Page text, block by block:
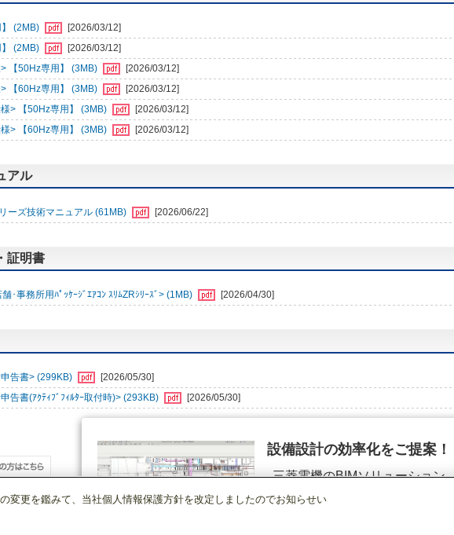
(2MB)
[2026/03/12]
(2MB)
[2026/03/12]
【50Hz専用】 (3MB)
[2026/03/12]
【60Hz専用】 (3MB)
[2026/03/12]
> 【50Hz専用】 (3MB)
[2026/03/12]
> 【60Hz専用】 (3MB)
[2026/03/12]
アル
ーズ技術マニュアル (61MB) [2026/06/22]
証明書
･事務所用ﾊﾟｯｹｰｼﾞｴｱｺﾝ ｽﾘﾑZRｼﾘｰｽﾞ> (1MB) [2026/04/30]
告書> (299KB)
[2026/05/30]
告書(ｱｸﾃｨﾌﾞﾌｨﾙﾀｰ取付時)> (293KB)
[2026/05/30]
[業務用]空調・換気 店舗・事務所用パッケージエアコン(Mr.SLIM) [本体]スリムZR
設備設計の効率化をご提案！
三菱電機のBIMソリューション
（空調.換気.照明）
変更を鑑みて、当社個人情報保護方針を改定しましたのでお知らせい